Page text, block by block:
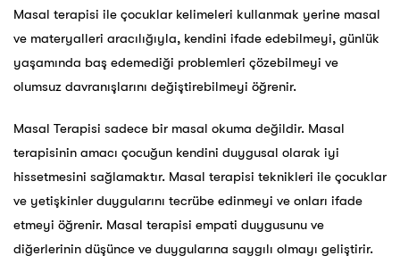
Masal terapisi ile çocuklar kelimeleri kullanmak yerine masal
ve materyalleri aracılığıyla, kendini ifade edebilmeyi, günlük
yaşamında baş edemediği problemleri çözebilmeyi ve
olumsuz davranışlarını değiştirebilmeyi öğrenir.
Masal Terapisi sadece bir masal okuma değildir. Masal
terapisinin amacı çocuğun kendini duygusal olarak iyi
hissetmesini sağlamaktır. Masal terapisi teknikleri ile çocuklar
ve yetişkinler duygularını tecrübe edinmeyi ve onları ifade
etmeyi öğrenir. Masal terapisi empati duygusunu ve
diğerlerinin düşünce ve duygularına saygılı olmayı geliştirir.